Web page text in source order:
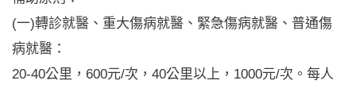
(一)轉診就醫、重大傷病就醫、緊急傷病就醫、普通傷
病就醫：
20-40公里，600元/次，40公里以上，1000元/次。每人